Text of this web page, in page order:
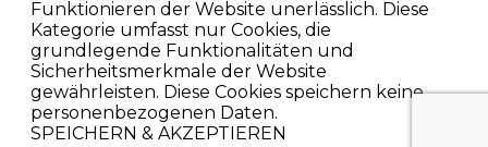
Funktionieren der Website unerlässlich. Diese
Kategorie umfasst nur Cookies, die
grundlegende Funktionalitäten und
Sicherheitsmerkmale der Website
gewährleisten. Diese Cookies speichern keine
personenbezogenen Daten.
SPEICHERN & AKZEPTIEREN